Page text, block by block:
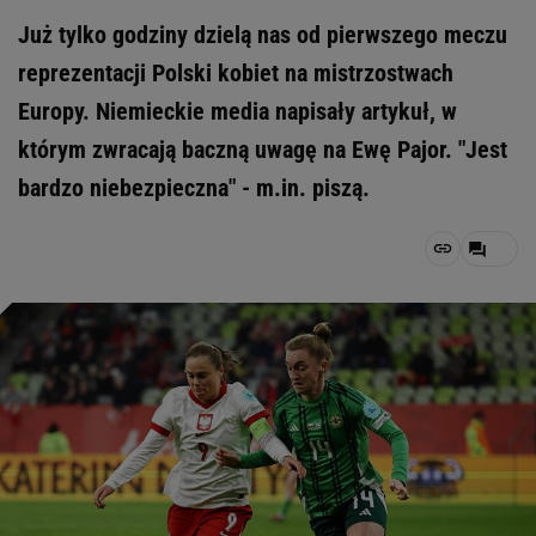
Już tylko godziny dzielą nas od pierwszego meczu
reprezentacji Polski kobiet na mistrzostwach
Europy. Niemieckie media napisały artykuł, w
którym zwracają baczną uwagę na Ewę Pajor. "Jest
bardzo niebezpieczna" - m.in. piszą.